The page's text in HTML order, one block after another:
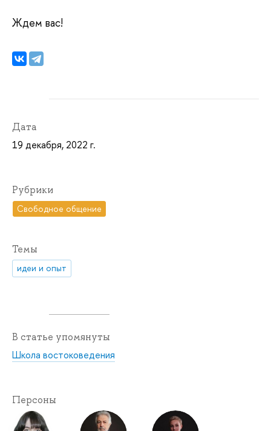
Ждем вас!
Дата
19 декабря, 2022 г.
Рубрики
Свободное общение
Темы
идеи и опыт
В статье упомянуты
Школа востоковедения
Персоны